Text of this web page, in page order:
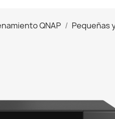
QNAP Pequeñas